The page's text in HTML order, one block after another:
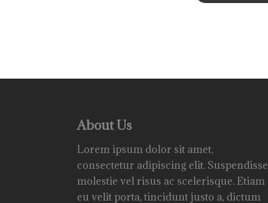
About Us
Lorem ipsum dolor sit amet,
consectetur adipiscing elit. Suspendisse
molestie vel risus ac scelerisque. Etiam
eu velit porta, tincidunt justo a, dictum